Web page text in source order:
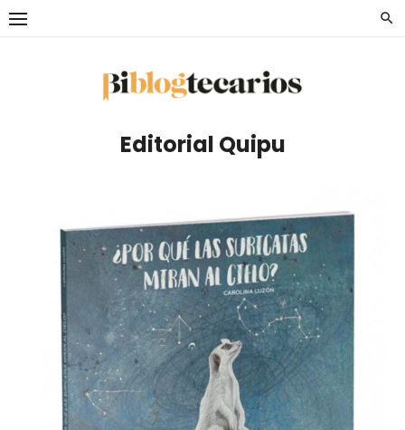
Saltar
Editorial Quipu